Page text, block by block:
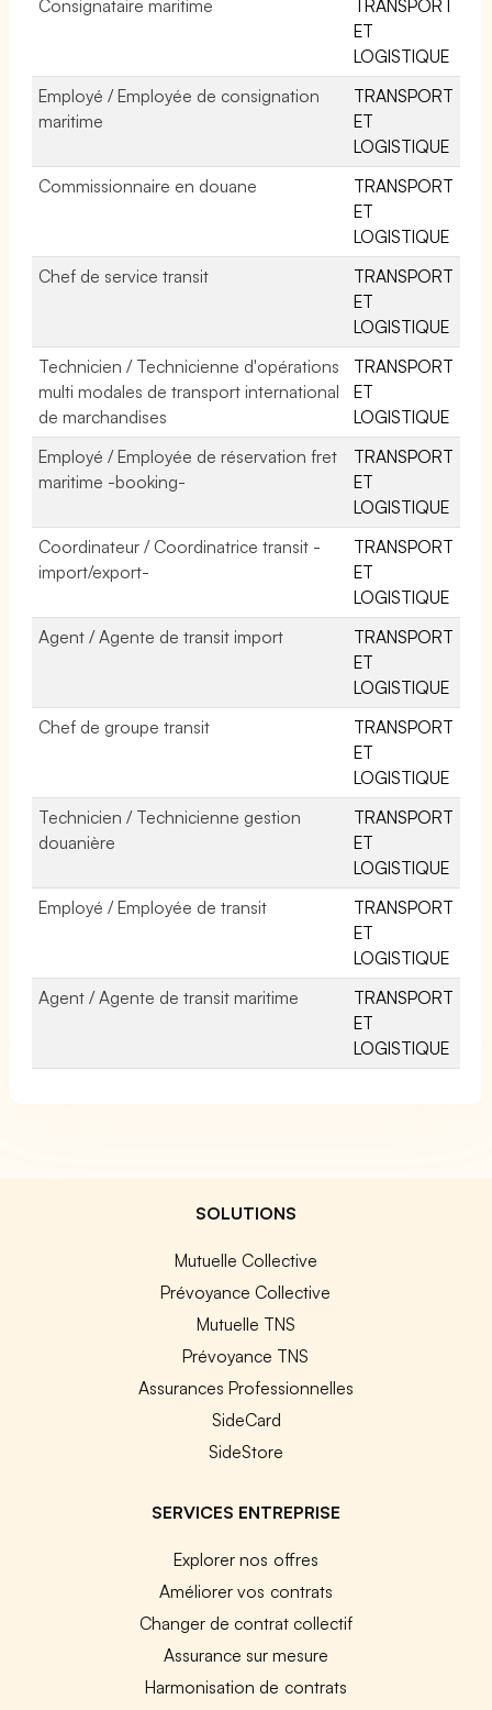
Consignataire maritime
TRANSPORT
ET
LOGISTIQUE
Employé / Employée de consignation
maritime
TRANSPORT
ET
LOGISTIQUE
Commissionnaire en douane
TRANSPORT
ET
LOGISTIQUE
Chef de service transit
TRANSPORT
ET
LOGISTIQUE
Technicien / Technicienne d'opérations
multi modales de transport international
de marchandises
TRANSPORT
ET
LOGISTIQUE
Employé / Employée de réservation fret
maritime -booking-
TRANSPORT
ET
LOGISTIQUE
Coordinateur / Coordinatrice transit -
import/export-
TRANSPORT
ET
LOGISTIQUE
Agent / Agente de transit import
TRANSPORT
ET
LOGISTIQUE
Chef de groupe transit
TRANSPORT
ET
LOGISTIQUE
Technicien / Technicienne gestion
douanière
TRANSPORT
ET
LOGISTIQUE
Employé / Employée de transit
TRANSPORT
ET
LOGISTIQUE
Agent / Agente de transit maritime
TRANSPORT
ET
LOGISTIQUE
SOLUTIONS
Mutuelle Collective
Prévoyance Collective
Mutuelle TNS
Prévoyance TNS
Assurances Professionnelles
SideCard
SideStore
SERVICES ENTREPRISE
Explorer nos offres
Améliorer vos contrats
Changer de contrat collectif
Assurance sur mesure
Harmonisation de contrats